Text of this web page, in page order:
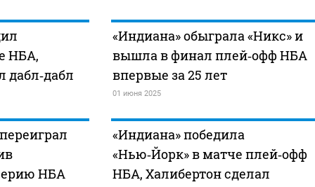
НБА,
дабл‑дабл
«Индиана» обыграла «Никс» и
вышла в финал плей‑офф НБА
впервые за 25 лет
01 июня 2025
НБА
«Индиана» победила
«Нью‑Йорк» в матче плей‑офф
НБА, Халибертон сделал